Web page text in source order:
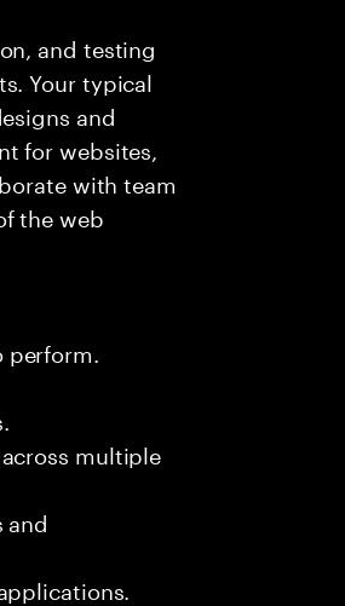
and testing
Your typical
and
for websites,
with team
the web
multiple
and